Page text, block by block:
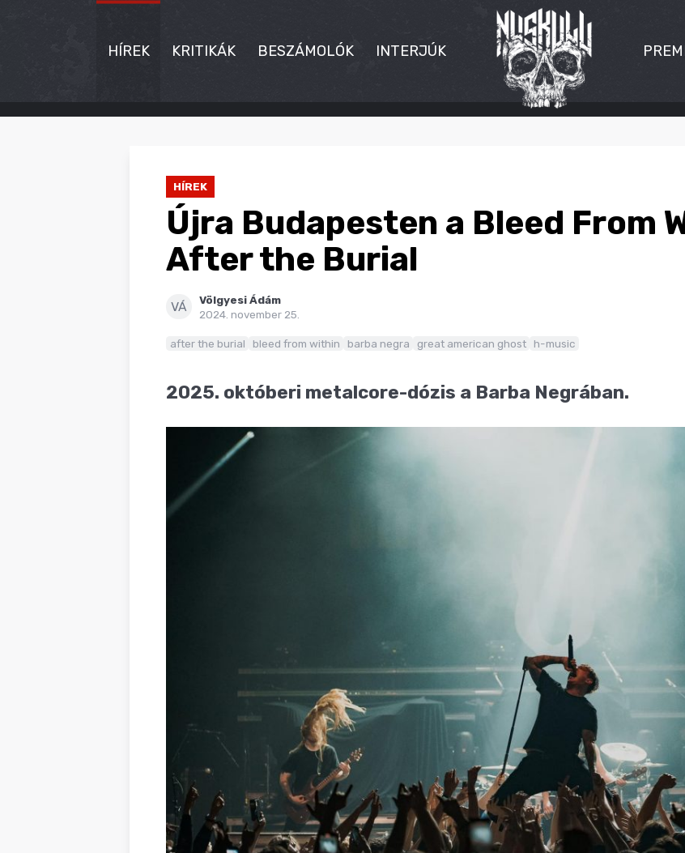
HÍREK KRITIKÁK BESZÁMOLÓK INTERJÚK
HÍREK
HÍREK
Újra Budapesten a Bleed From
After the Burial
VÁ
Völgyesi Ádám
2024. november 25.
after the burial bleed from within barba negra great american ghost h-music
2025. októberi metalcore-dózis a Barba Negrában.